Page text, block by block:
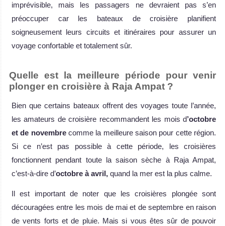
imprévisible, mais les passagers ne devraient pas s’en
préoccuper car les bateaux de croisière planifient
soigneusement leurs circuits et itinéraires pour assurer un
voyage confortable et totalement sûr.
Quelle est la meilleure période pour venir
plonger en croisière à Raja Ampat ?
Bien que certains bateaux offrent des voyages toute l’année,
les amateurs de croisière recommandent les mois d’octobre
et de novembrecomme la meilleure saison pour cette région.
Si ce n’est pas possible à cette période, les croisières
fonctionnent pendant toute la saison sèche à Raja Ampat,
c’est-à-dire d’octobre à avril, quand la mer est la plus calme.
Il est important de noter que les croisières plongée sont
découragées entre les mois de mai et de septembre en raison
de vents forts et de pluie. Mais si vous êtes sûr de pouvoir